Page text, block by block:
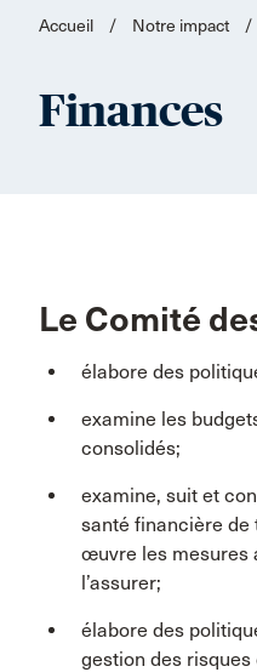
Accueil / Notre impact /
Finances
Le Comité
élabore des
examine les
consolidés;
examine, suit et
santé financière de
œuvre les mesures
l’assurer;
élabore des
gestion des risques